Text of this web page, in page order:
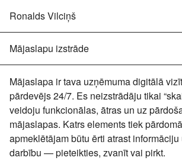
Ronalds Vilciņš
Mājaslapu izstrāde
Mājaslapa ir tava uzņēmumadigitālā
pārdevējs 24/7. Es neizstrādāju tikai
veidoju funkcionālas, ātras un uz
mājaslapas. Katrs elements tiek
apmeklētājam būtu ērti atrast
darbību — pieteikties, zvanīt vai pirkt.